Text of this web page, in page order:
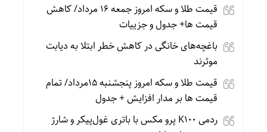
قیمت طلا و سکه امروز جمعه ۱۶ مرداد/ کاهش
قیمت ها+ جدول و جزییات
باغچه‌های خانگی در کاهش خطر ابتلا به دیابت
موثرند
قیمت طلا و سکه امروز پنجشنبه 15مرداد/ تمام
قیمت ها بر مدار افزایش + جدول
ردمی K100 پرو مکس با باتری غول‌پیکر و شارژ